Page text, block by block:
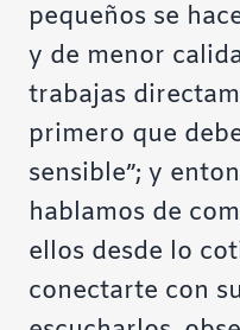
pequeños se
y de menor
trabajas
primero que
sensible”; y
hablamos de
ellos desde lo
conectarte con